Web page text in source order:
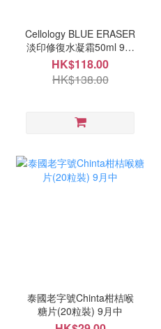
Cellology BLUE ERASER
淡印修復水凝霜50ml 9月
尾
HK$118.00
HK$138.00
泰國老字號Chinta柑桔喉
糖片(20粒裝) 9月中